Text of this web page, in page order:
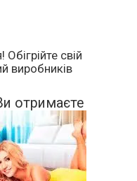
свій
виробників
отримаєте